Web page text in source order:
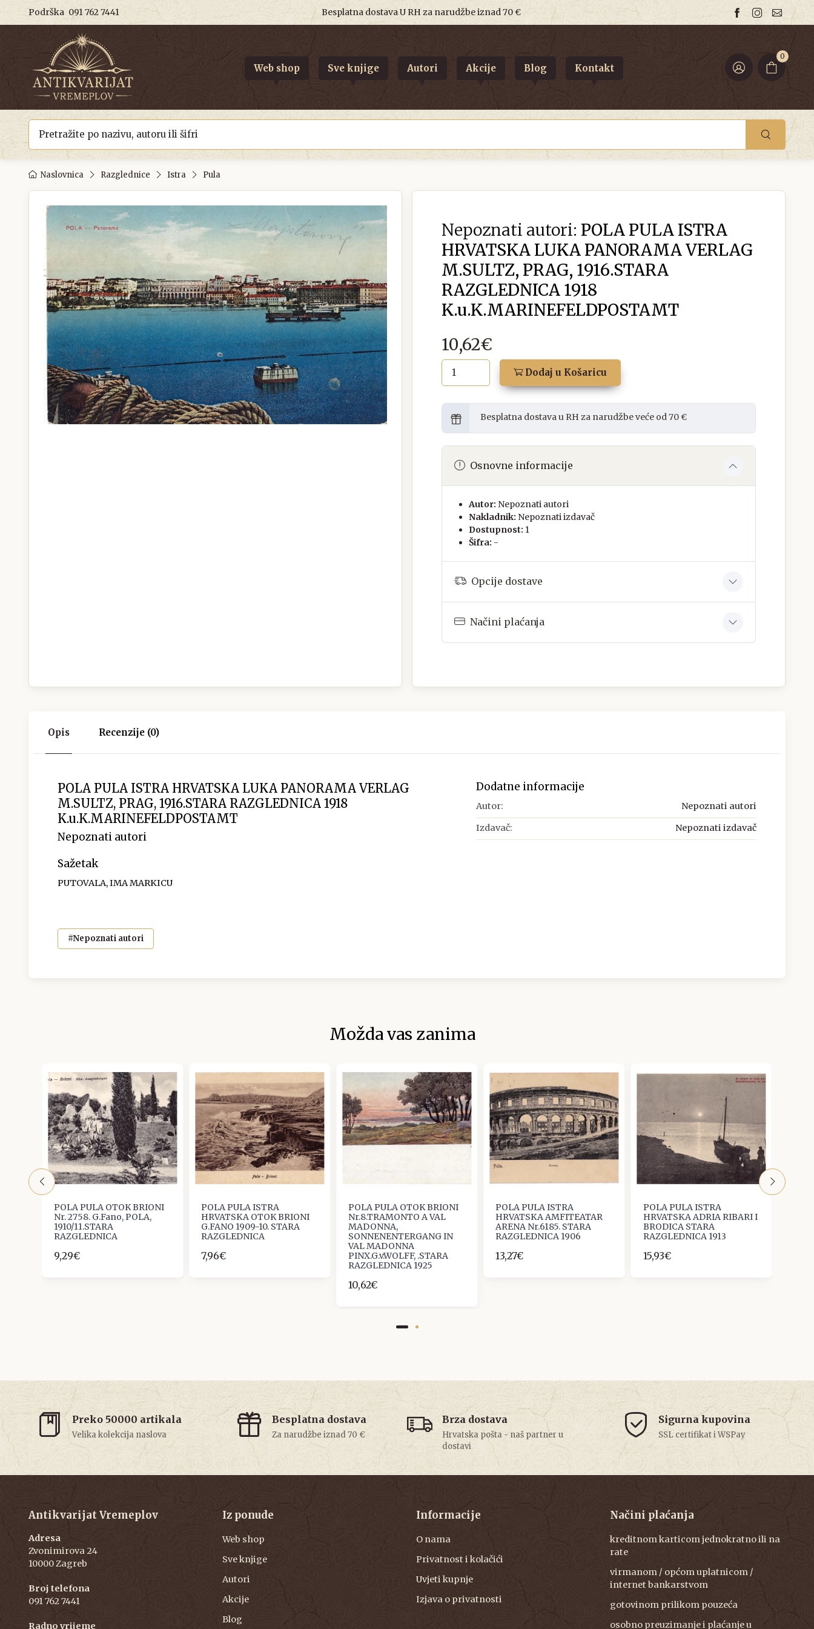
Podrška 091 762 7441 Besplatna dostava U RH za narudžbe iznad 70 €
0
Web shop Sve knjige Autori Akcije Blog Kontakt
Naslovnica Razglednice Istra Pula
Nepoznati autori: POLA PULA ISTRA
HRVATSKA LUKA PANORAMA VERLAG
M.SULTZ, PRAG, 1916.STARA
RAZGLEDNICA 1918
K.u.K.MARINEFELDPOSTAMT
10,62€
Dodaj u Košaricu
Besplatna dostava u RH za narudžbe veće od 70 €
Osnovne informacije
Autor: Nepoznati autori
Nakladnik: Nepoznati izdavač
Dostupnost: 1
Šifra: -
Opcije dostave
Načini plaćanja
Opis Recenzije (0)
POLA PULA ISTRA HRVATSKA LUKA PANORAMA VERLAG
M.SULTZ, PRAG, 1916.STARA RAZGLEDNICA 1918
K.u.K.MARINEFELDPOSTAMT
Nepoznati autori
Sažetak
PUTOVALA, IMA MARKICU
#Nepoznati autori
Dodatne informacije
Autor: Nepoznati autori
Izdavač: Nepoznati izdavač
Možda vas zanima
POLA PULA OTOK BRIONI
Nr. 2758. G.Fano, POLA,
1910/11.STARA
RAZGLEDNICA
9,29€
POLA PULA ISTRA
HRVATSKA OTOK BRIONI
G.FANO 1909-10. STARA
RAZGLEDNICA
7,96€
POLA PULA OTOK BRIONI
Nr.8.TRAMONTO A VAL
MADONNA,
SONNENENTERGANG IN
VAL MADONNA
PINX.G.v.WOLFF, .STARA
RAZGLEDNICA 1925
10,62€
POLA PULA ISTRA
HRVATSKA AMFITEATAR
ARENA Nr.6185. STARA
RAZGLEDNICA 1906
13,27€
POLA PULA ISTRA
HRVATSKA ADRIA RIBARI I
BRODICA STARA
RAZGLEDNICA 1913
15,93€
Preko 50000 artikala
Velika kolekcija naslova
Besplatna dostava
Za narudžbe iznad 70 €
Brza dostava
Hrvatska pošta - naš partner u
dostavi
Sigurna kupovina
SSL certifikat i WSPay
Antikvarijat Vremeplov
Adresa
Zvonimirova 24
10000 Zagreb
Broj telefona
091 762 7441
Radno vrijeme
Iz ponude
Web shop
Sve knjige
Autori
Akcije
Blog
Informacije
O nama
Privatnost i kolačići
Uvjeti kupnje
Izjava o privatnosti
Načini plaćanja
kreditnom karticom jednokratno ili na
rate
virmanom / općom uplatnicom /
internet bankarstvom
gotovinom prilikom pouzeća
osobno preuzimanje i plaćanje u